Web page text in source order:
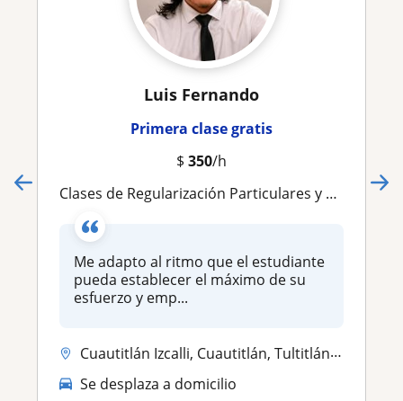
Luis Fernando
Primera clase gratis
$ 350/h
Clases de Regularización Particulares y Cursos de preparación para ingresar a: IPN,UNAM UAM, TEC DE MONTERREY entre otras; Impartidas por Ingeniero en Automatización con MBA y mas de 10 años de Experiencia. Realizo test y pruebas de orientación vocacional
Me adapto al ritmo que el estudiante
pueda establecer el máximo de su
esfuerzo y emp...
Cuautitlán Izcalli, Cuautitlán, Tultitlán, Tepotzotlán, Tlalnepantla d...
Se desplaza a domicilio